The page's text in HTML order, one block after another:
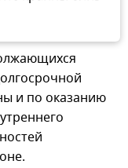
и по оказанию